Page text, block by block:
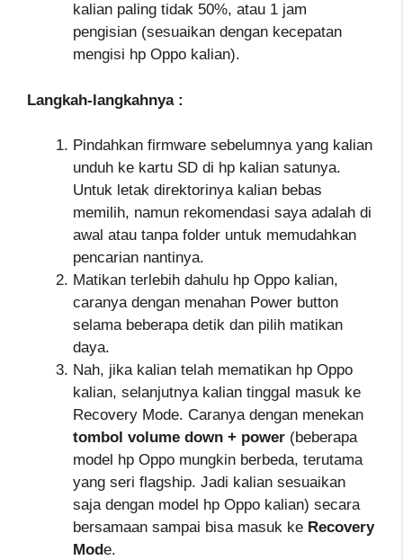
kalian paling tidak 50%, atau 1 jam
pengisian (sesuaikan dengan kecepatan
mengisi hp Oppo kalian).
Langkah-langkahnya :
Pindahkan firmware sebelumnya yang kalian
unduh ke kartu SD di hp kalian satunya.
Untuk letak direktorinya kalian bebas
memilih, namun rekomendasi saya adalah di
awal atau tanpa folder untuk memudahkan
pencarian nantinya.
Matikan terlebih dahulu hp Oppo kalian,
caranya dengan menahan Power button
selama beberapa detik dan pilih matikan
daya.
Nah, jika kalian telah mematikan hp Oppo
kalian, selanjutnya kalian tinggal masuk ke
Recovery Mode. Caranya dengan menekan
tombol volume down + power (beberapa
model hp Oppo mungkin berbeda, terutama
yang seri flagship. Jadi kalian sesuaikan
saja dengan model hp Oppo kalian) secara
bersamaan sampai bisa masuk ke Recovery
Mode.